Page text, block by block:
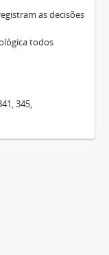
as decisões
todos
345,